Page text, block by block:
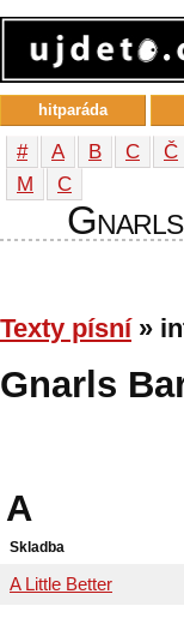
# A B C Č
М
С
Texty písní»
Gnarls
A
Skladba
A Little Better
hitparáda